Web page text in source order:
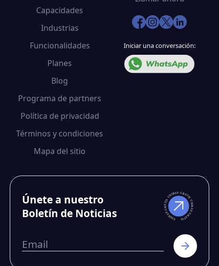
Capacidades
Industrias
Funcionalidades
Planes
Blog
Programa de partners
Política de privacidad
Términos y condiciones
Mapa del sitio
Iniciar una conversación:
Únete a nuestro
Boletín de Noticias